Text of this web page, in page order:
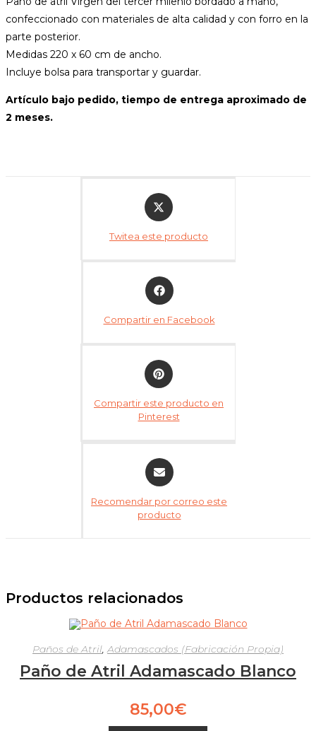
confeccionado con materiales de alta calidad y con forro en la
parte posterior.
Medidas 220 x 60 cm de ancho.
Incluye bolsa para transportar y guardar.
Artículo bajo pedido, tiempo de entrega aproximado de
2 meses.
Opens
in
new
Twitea este producto
Opens
in
new
Compartir en Facebook
Opens
in
new
window
Compartir este producto en
Pinterest
Opens
in
new
window
Recomendar por correo este
producto
Productos relacionados
Paños de Atril,Adamascados (Fabricación Propia)
Paño de Atril Adamascado Blanco
85,00€